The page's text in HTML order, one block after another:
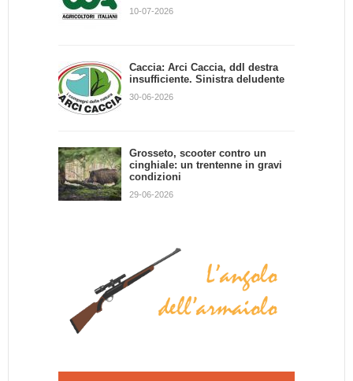
10-07-2026
Caccia: Arci Caccia, ddl destra
insufficiente. Sinistra deludente
30-06-2026
Grosseto, scooter contro un
cinghiale: un trentenne in gravi
condizioni
29-06-2026